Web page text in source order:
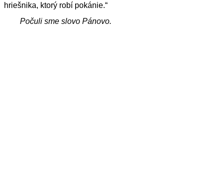
hriešnika, ktorý robí pokánie.“
Počuli sme slovo Pánovo.